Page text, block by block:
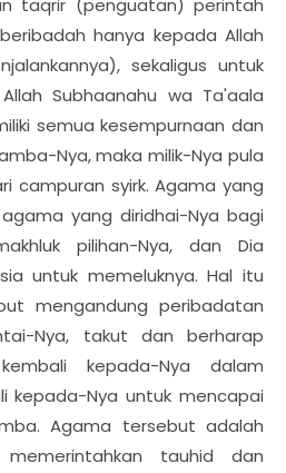
taqrir (penguatan) perintah
hanya kepada Allah
sekaligus untuk
Subhaanahu wa Ta'aala
semua kesempurnaan dan
Nya, maka milik-Nya pula
campuran syirk. Agama yang
yang diridhai-Nya bagi
pilihan-Nya, dan Dia
untuk memeluknya. Hal itu
mengandung peribadatan
Nya, takut dan berharap
kepada-Nya dalam
kepada-Nya untuk mencapai
Agama tersebut adalah
tauhid dan